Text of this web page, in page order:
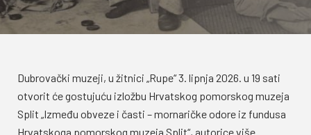
Dubrovački muzeji, u žitnici „Rupe“ 3. lipnja 2026. u 19 sati
otvorit će gostujuću izložbu Hrvatskog pomorskog muzeja
Split „Između obveze i časti – mornaričke odore iz fundusa
Hrvatskoga pomorskog muzeja Split“, autorice više